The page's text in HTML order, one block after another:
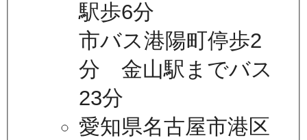
駅歩6分
市バス港陽町停歩2
分 金山駅までバス
23分
愛知県名古屋市港区